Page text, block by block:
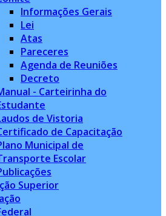
Informações Gerais
Lei
Atas
Pareceres
Agenda de Reuniões
Decreto
- Carteirinha do
de Vistoria
de Capacitação
Municipal de
Escolar
Superior